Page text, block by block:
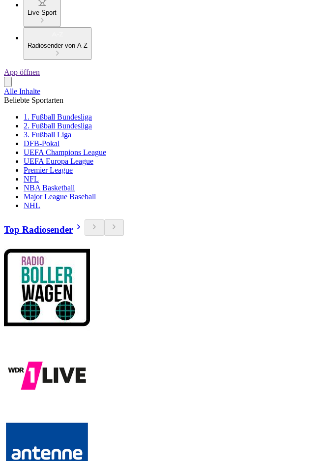
Live Sport
Radiosender von A-Z
App öffnen
Alle Inhalte
Beliebte Sportarten
1. Fußball Bundesliga
2. Fußball Bundesliga
3. Fußball Liga
DFB-Pokal
UEFA Champions League
UEFA Europa League
Premier League
NFL
NBA Basketball
Major League Baseball
NHL
Top Radiosender